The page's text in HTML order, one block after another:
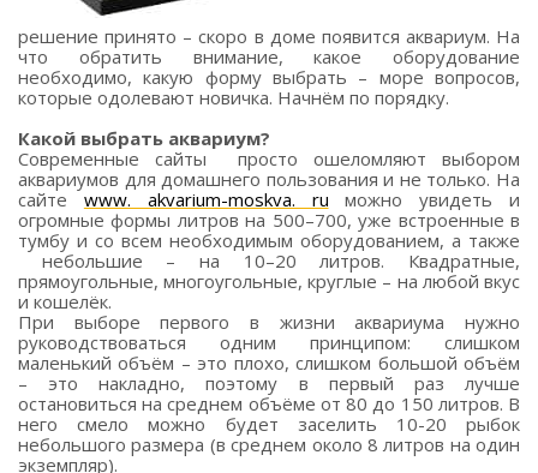
решение принято – скоро в доме появится аквариум. На
что обратить внимание, какое оборудование
необходимо, какую форму выбрать – море вопросов,
которые одолевают новичка. Начнём по порядку.
Какой выбрать аквариум?
Современные сайты просто ошеломляют выбором
аквариумов для домашнего пользования и не только. На
сайтеwww. akvarium-moskva. ru можно увидеть и
огромные формы литров на 500–700, уже встроенные в
тумбу и со всем необходимым оборудованием, а также
небольшие – на 10–20 литров. Квадратные,
прямоугольные, многоугольные, круглые – на любой вкус
и кошелёк.
При выборе первого в жизни аквариума нужно
руководствоваться одним принципом: слишком
маленький объём – это плохо, слишком большой объём
– это накладно, поэтому в первый раз лучше
остановиться на среднем объёме от 80 до 150 литров. В
него смело можно будет заселить 10-20 рыбок
небольшого размера (в среднем около 8 литров на один
экземпляр).